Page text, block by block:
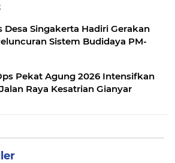
Singakerta Hadiri Gerakan
Sistem Budidaya PM-
Pekat Agung 2026 Intensifkan
Raya Kesatrian Gianyar